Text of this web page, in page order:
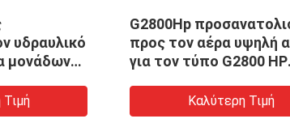
υδραυλικό
μονάδων
G2800Hp
προς τον αέρα υψηλή
για τον τύπο G2800 HP
Καλύτερη Τιμή